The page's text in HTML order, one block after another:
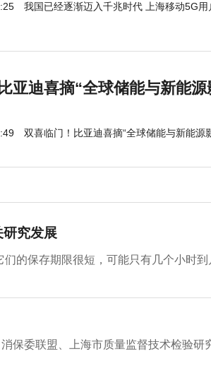
我国已经逐渐迈入千兆时代 上海移动5G
亚迪喜摘“全球储能与新能
双喜临门！比亚迪喜摘“全球储能与新能源
究发展
的保存期限很短，可能只有几个小时
保委联盟、上海市质量监督技术检验研